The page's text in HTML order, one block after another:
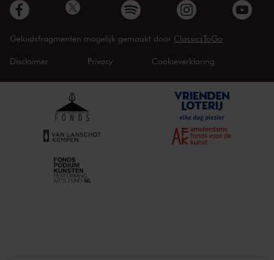
Geluidsfragmenten mogelijk gemaakt door ClassicsToGo
Disclaimer Privacy Cookieverklaring